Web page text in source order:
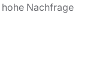
Nachfrage